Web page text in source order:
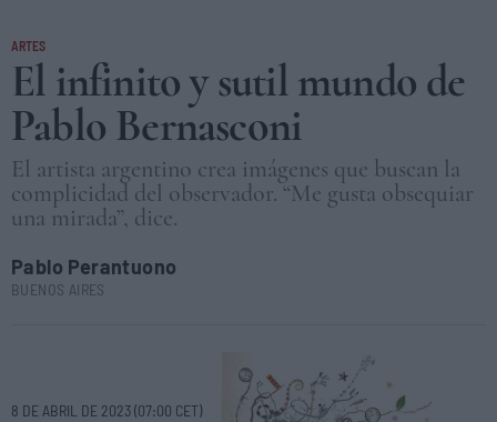
ARTES
El infinito y sutil mundo de
Pablo Bernasconi
El artista argentino crea imágenes que buscan la
complicidad del observador. “Me gusta obsequiar
una mirada”, dice.
Pablo Perantuono
BUENOS AIRES
Ilustración de Pablo Bernasconi para el libro 'Bifocal'. EDHASA
8 DE ABRIL DE 2023 (07:00 CET)